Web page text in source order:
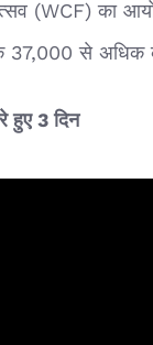
(WCF) का
से अधिक
हुए 3 दिन